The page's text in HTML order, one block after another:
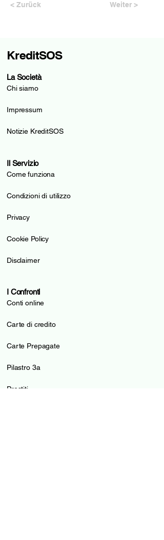
< Zurück Weiter >
La Società
Chi siamo
Impressum
Notizie KreditSOS
Il Servizio
Come funziona
Condizioni di utilizzo
Privacy
Cookie Policy
Disclaimer
I Confronti
Conti online
Carte di credito
Carte Prepagate
Pilastro 3a
Prestiti
KreditSOS